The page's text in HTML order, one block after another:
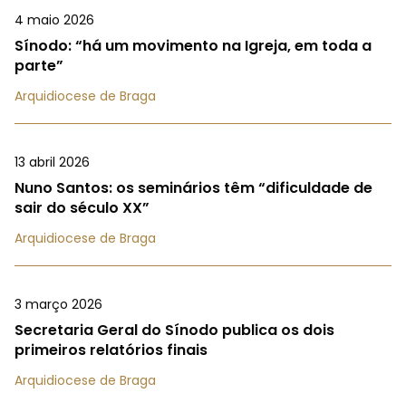
4 maio 2026
Sínodo: “há um movimento na Igreja, em toda a
parte”
Arquidiocese de Braga
13 abril 2026
Nuno Santos: os seminários têm “dificuldade de
sair do século XX”
Arquidiocese de Braga
3 março 2026
Secretaria Geral do Sínodo publica os dois
primeiros relatórios finais
Arquidiocese de Braga